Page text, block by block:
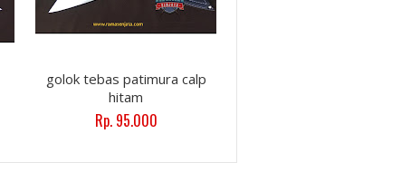
golok tebas patimura calp
hitam
Rp. 95.000